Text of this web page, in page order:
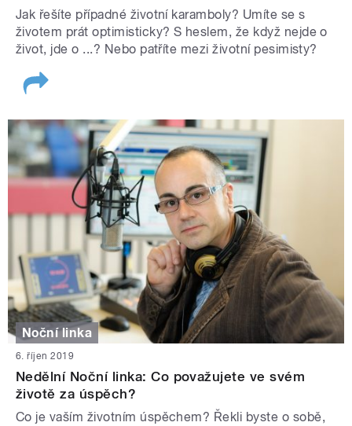
Jak řešíte případné životní karamboly? Umíte se s
životem prát optimisticky? S heslem, že když nejde o
život, jde o ...? Nebo patříte mezi životní pesimisty?
Noční linka
6. říjen 2019
Nedělní Noční linka: Co považujete ve svém
životě za úspěch?
Co je vaším životním úspěchem? Řekli byste o sobě,